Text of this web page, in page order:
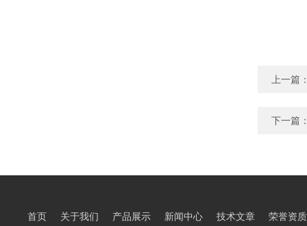
上一篇
下一篇
首页 关于我们 产品展示 新闻中心 技术文章 荣誉资质